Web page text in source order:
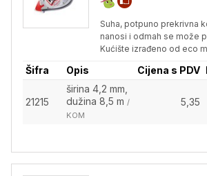
Suha, potpuno prekrivna
nanosi i odmah se može
Kućište izrađeno od eco
Šifra Opis Cijena s PDV
21215
širina 4,2 mm,
dužina 8,5 m /
KOM
5,35